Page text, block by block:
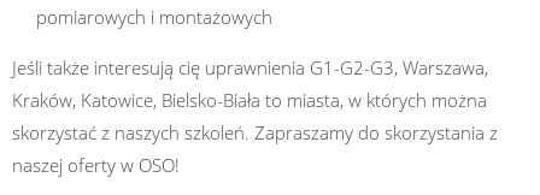
pomiarowych i montażowych
Jeśli także interesują cię uprawnienia G1-G2-G3, Warszawa,
Kraków, Katowice, Bielsko-Biała to miasta, w których można
skorzystać z naszych szkoleń. Zapraszamy do skorzystania z
naszej oferty w OSO!